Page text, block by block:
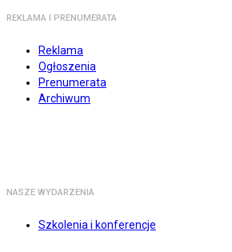
REKLAMA I PRENUMERATA
Reklama
Ogłoszenia
Prenumerata
Archiwum
NASZE WYDARZENIA
Szkolenia i konferencje